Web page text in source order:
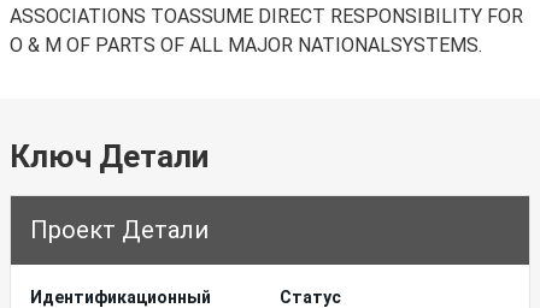
ASSOCIATIONS TOASSUME DIRECT RESPONSIBILITY FOR
O & M OF PARTS OF ALL MAJOR NATIONALSYSTEMS.
Ключ Детали
Проект Детали
Идентификационный
Статус